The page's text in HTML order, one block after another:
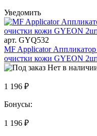
Уведомить
арт. GYQ532
MF Applicator
очистки кожи GYEON
Нет в
1 196 ₽
Бонусы:
1 196 ₽